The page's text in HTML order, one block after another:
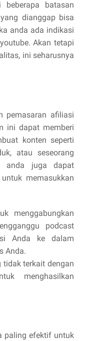
beberapa batasan
dianggap bisa
anda ada indikasi
Akan tetapi
ini seharusnya
pemasaran afiliasi
ini dapat memberi
konten seperti
atau seseorang
anda juga dapat
memasukkan
menggabungkan
podcast
Anda ke dalam
Anda.
tidak terkait dengan
menghasilkan
paling efektif untuk